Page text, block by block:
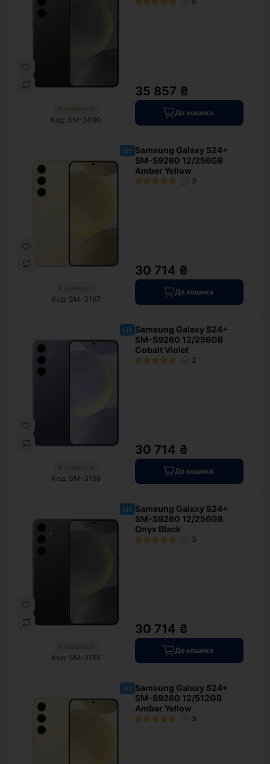
В наявності
Код: SM-3090
35 857 ₴
До кошика
хіт
В наявності
Код: SM-3167
Samsung Galaxy S24+
SM-S9260 12/256GB
Amber Yellow
3
30 714 ₴
До кошика
хіт
В наявності
Код: SM-3168
Samsung Galaxy S24+
SM-S9260 12/256GB
Cobalt Violet
3
30 714 ₴
До кошика
хіт
В наявності
Код: SM-3165
Samsung Galaxy S24+
SM-S9260 12/256GB
Onyx Black
3
30 714 ₴
До кошика
хіт Samsung Galaxy S24+
SM-S9260 12/512GB
Amber Yellow
3